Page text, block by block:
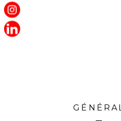
GÉNÉRAL